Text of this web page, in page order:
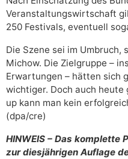
Veranstaltungswirtschaft
250 Festivals, eventuell
Die Szene sei im Umbruch,
Michow. Die Zielgruppe –
Erwartungen – hätten sich
wichtiger. Doch auch
up kann man kein
(dpa/cre)
HINWEIS – Das komplette
zur diesjährigen Auflage